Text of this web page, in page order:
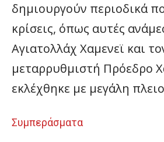
δημιουργούν περιοδικά
κρίσεις, όπως αυτές
Αγιατολλάχ Χαμενεϊ και
μεταρρυθμιστή Πρόεδρο
εκλέχθηκε με μεγάλη
Συμπεράσματα